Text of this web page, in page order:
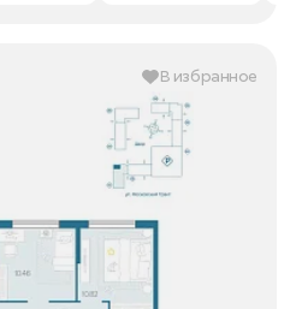
В избранное